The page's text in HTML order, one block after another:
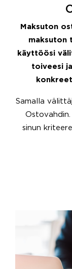
Maksuton
maksuton
käyttöösi
toiveesi
Samalla
Ostovahdin.
sinun